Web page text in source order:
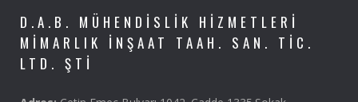
D.A.B. MÜHENDISLIK HIZMETLERI
MIMARLIK İNŞAAT TAAH. SAN. TIC.
LTD. ŞTI